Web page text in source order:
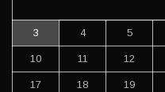
3 4 5
10 11 12
17 18 19